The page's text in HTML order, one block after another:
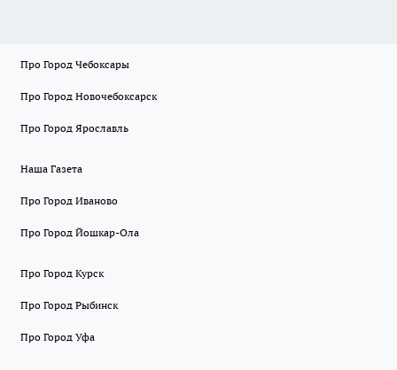
Про Город Чебоксары
Про Город Новочебоксарск
Про Город Ярославль
Наша Газета
Про Город Иваново
Про Город Йошкар-Ола
Про Город Курск
Про Город Рыбинск
Про Город Уфа